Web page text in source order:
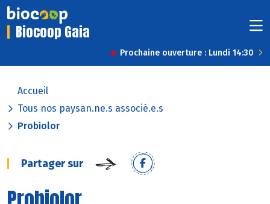
Biocoop Gaia
Prochaine ouverture : Lundi 14:30
Accueil
Tous nos paysan.ne.s associé.e.s
Probiolor
Partager sur